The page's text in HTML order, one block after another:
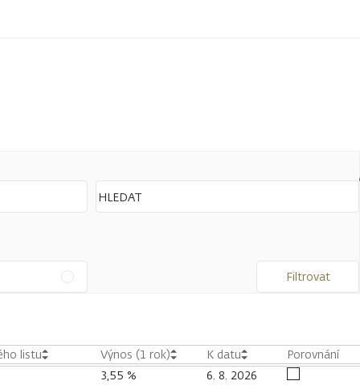
Filtrovat
listu Výnos (1 rok) K datu Porovnání
3,55 % 6. 8. 2026